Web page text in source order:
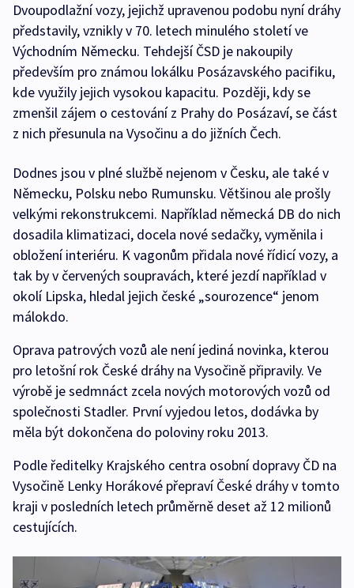
Dvoupodlažní vozy, jejichž upravenou podobu nyní dráhy
představily, vznikly v 70. letech minulého století ve
Východním Německu. Tehdejší ČSD je nakoupily
především pro známou lokálku Posázavského pacifiku,
kde využily jejich vysokou kapacitu. Později, kdy se
zmenšil zájem o cestování z Prahy do Posázaví, se část
z nich přesunula na Vysočinu a do jižních Čech.
Dodnes jsou v plné službě nejenom v Česku, ale také v
Německu, Polsku nebo Rumunsku. Většinou ale prošly
velkými rekonstrukcemi. Například německá DB do nich
dosadila klimatizaci, docela nové sedačky, vyměnila i
obložení interiéru. K vagonům přidala nové řídicí vozy, a
tak by v červených soupravách, které jezdí například v
okolí Lipska, hledal jejich české „sourozence“ jenom
málokdo.
Oprava patrových vozů ale není jediná novinka, kterou
pro letošní rok České dráhy na Vysočině připravily. Ve
výrobě je sedmnáct zcela nových motorových vozů od
společnosti Stadler. První vyjedou letos, dodávka by
měla být dokončena do poloviny roku 2013.
Podle ředitelky Krajského centra osobní dopravy ČD na
Vysočině Lenky Horákové přepraví České dráhy v tomto
kraji v posledních letech průměrně deset až 12 milionů
cestujících.